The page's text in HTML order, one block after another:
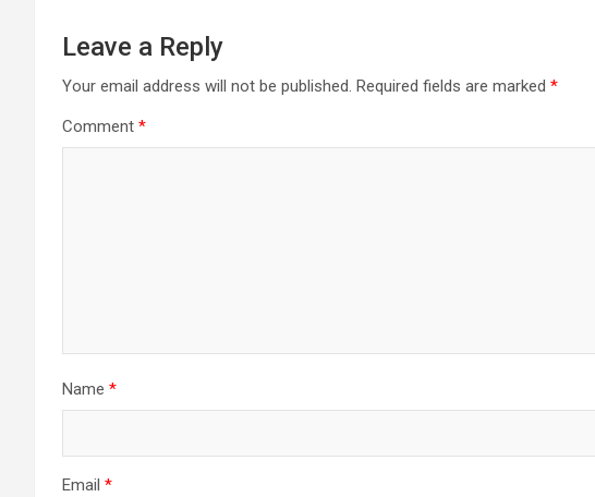
Leave a Reply
Your email address will not be published. Required fields are marked *
Comment *
Name *
Email *